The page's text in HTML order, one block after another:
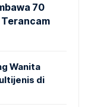
70
Terancam
Wanita
di